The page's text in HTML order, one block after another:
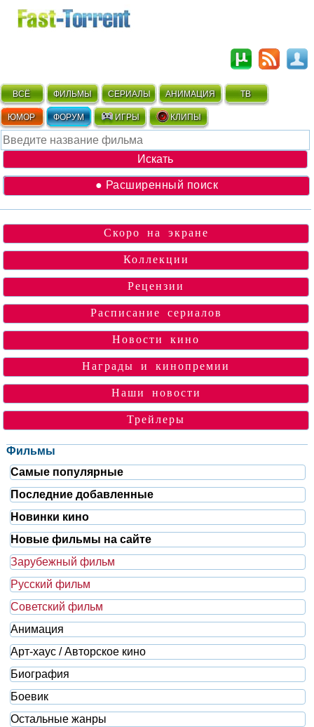
ВСЁ ФИЛЬМЫ СЕРИАЛЫ АНИМАЦИЯ ТВ
ЮМОР ФОРУМ ИГРЫ КЛИПЫ
● Расширенный поиск
Скоро на экране
Коллекции
Рецензии
Расписание сериалов
Новости кино
Награды и кинопремии
Наши новости
Трейлеры
Фильмы
Самые популярные
Последние добавленные
Новинки кино
Новые фильмы на сайте
Зарубежный фильм
Русский фильм
Советский фильм
Анимация
Арт-хаус / Авторское кино
Биография
Боевик
Остальные жанры